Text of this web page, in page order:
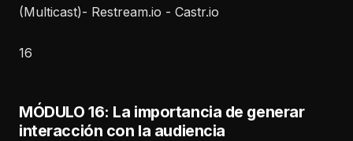
(Multicast)- Restream.io - Castr.io
16
MÓDULO 16: La importancia de generar
interacción con la audiencia